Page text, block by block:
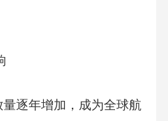
逐年增加，成为全球航